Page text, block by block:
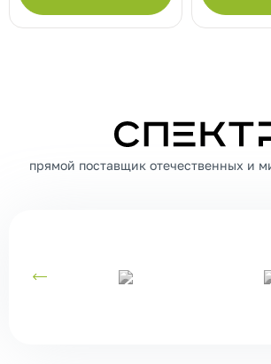
прямой поставщик отечественных и